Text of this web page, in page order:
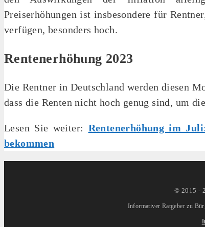
Preiserhöhungen ist insbesondere für
verfügen, besonders hoch.
Rentenerhöhung 2023
Die Rentner in Deutschland werden diesen
dass die Renten nicht hoch genug sind, um
Lesen Sie weiter: Rentenerhöhung im
bekommen
© 2015 -
Informativer Ratgeber zu